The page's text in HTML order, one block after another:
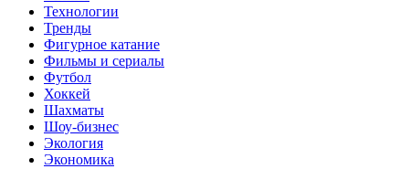
Технологии
Тренды
Фигурное катание
Фильмы и сериалы
Футбол
Хоккей
Шахматы
Шоу-бизнес
Экология
Экономика